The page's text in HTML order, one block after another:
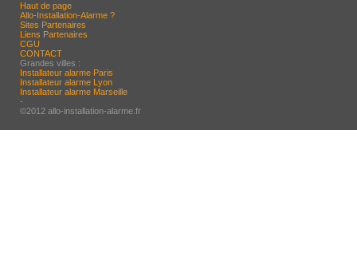
Haut de page
Allo-Installation-Alarme ?
Sites Partenaires
Liens Partenaires
CGU
CONTACT
Grandes villes :
Installateur alarme Paris
Installateur alarme Lyon
Installateur alarme Marseille
-
©2012 allo-installation-alarme.fr